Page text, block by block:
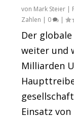
von Mark Steier |
Zahlen | 0 |
Der
weiter und
Milliarden
Einsatz